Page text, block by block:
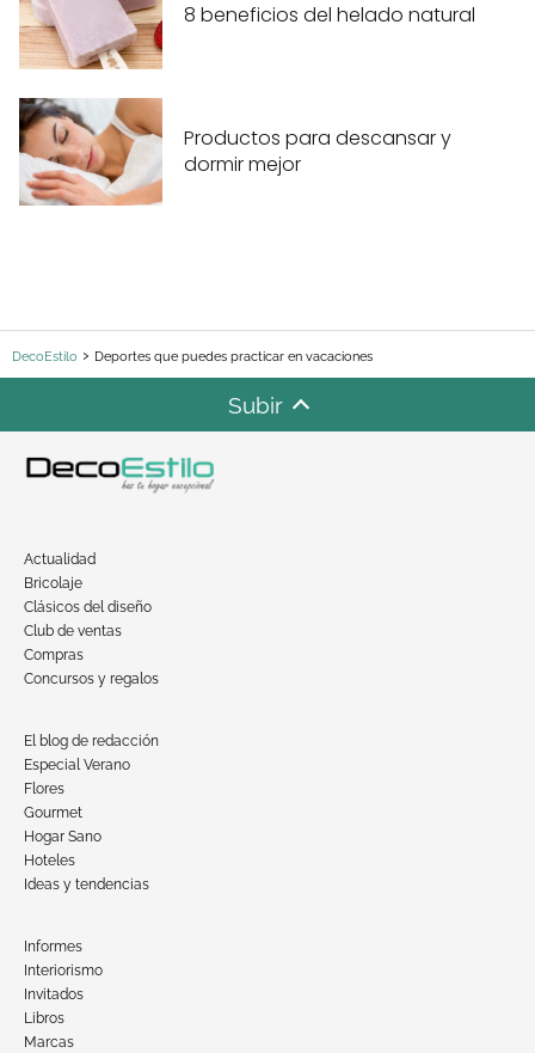
8 beneficios del helado natural
Productos para descansar y
dormir mejor
DecoEstilo Deportes que puedes practicar en vacaciones
Subir
Actualidad
Bricolaje
Clásicos del diseño
Club de ventas
Compras
Concursos y regalos
El blog de redacción
Especial Verano
Flores
Gourmet
Hogar Sano
Hoteles
Ideas y tendencias
Informes
Interiorismo
Invitados
Libros
Marcas